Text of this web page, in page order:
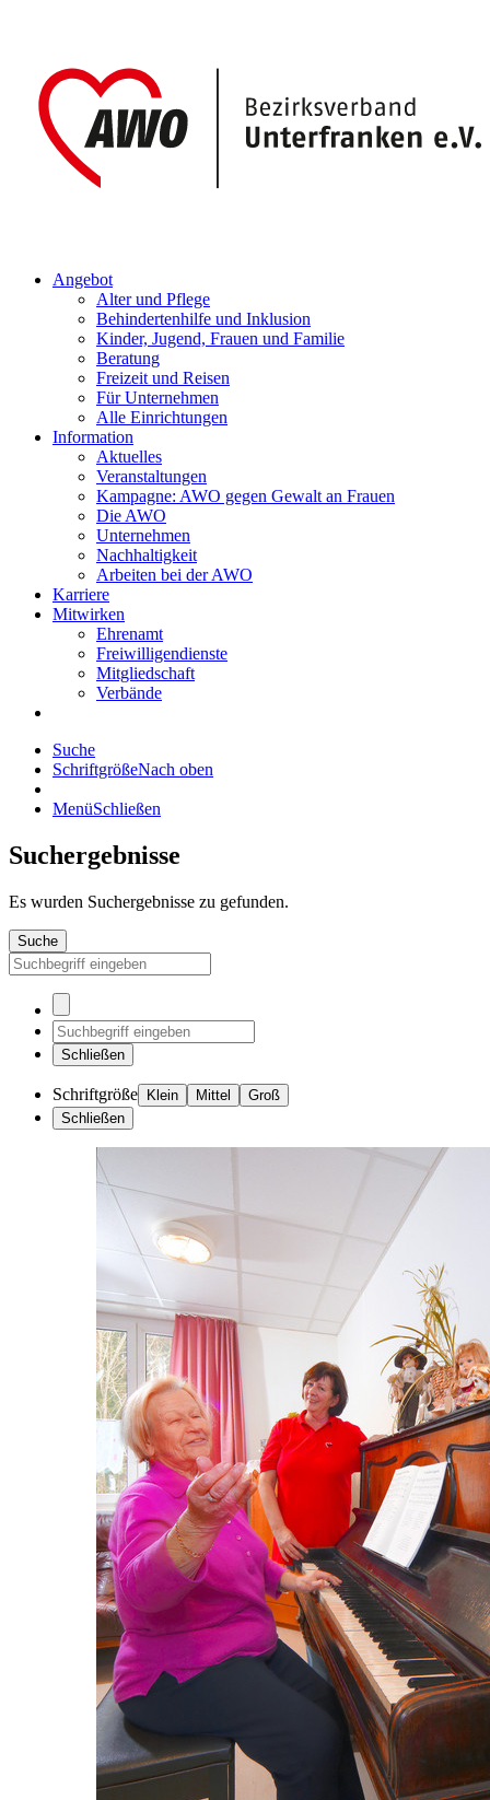
Angebot
Alter und Pflege
Behindertenhilfe und Inklusion
Kinder, Jugend, Frauen und Familie
Beratung
Freizeit und Reisen
Für Unternehmen
Alle Einrichtungen
Information
Aktuelles
Veranstaltungen
Kampagne: AWO gegen Gewalt an Frauen
Die AWO
Unternehmen
Nachhaltigkeit
Arbeiten bei der AWO
Karriere
Mitwirken
Ehrenamt
Freiwilligendienste
Mitgliedschaft
Verbände
Suche
SchriftgrößeNach oben
MenüSchließen
Suchergebnisse
Es wurden Suchergebnisse zu gefunden.
Suche
Schließen
Schriftgröße Klein Mittel
Groß
Schließen